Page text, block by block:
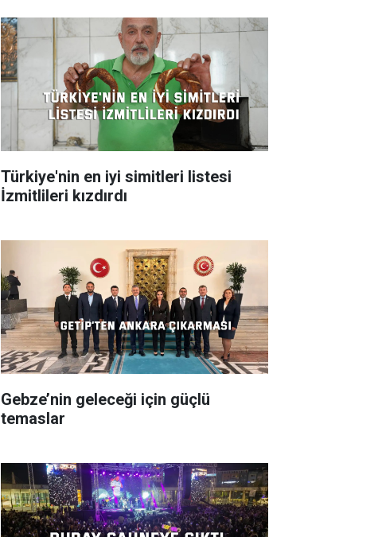
Türkiye'nin en iyi simitleri listesi
İzmitlileri kızdırdı
Gebze’nin geleceği için güçlü
temaslar